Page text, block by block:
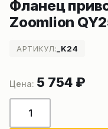
Фланец
Zoomlion
АРТИКУЛ: _K24
5 754 ₽
товара